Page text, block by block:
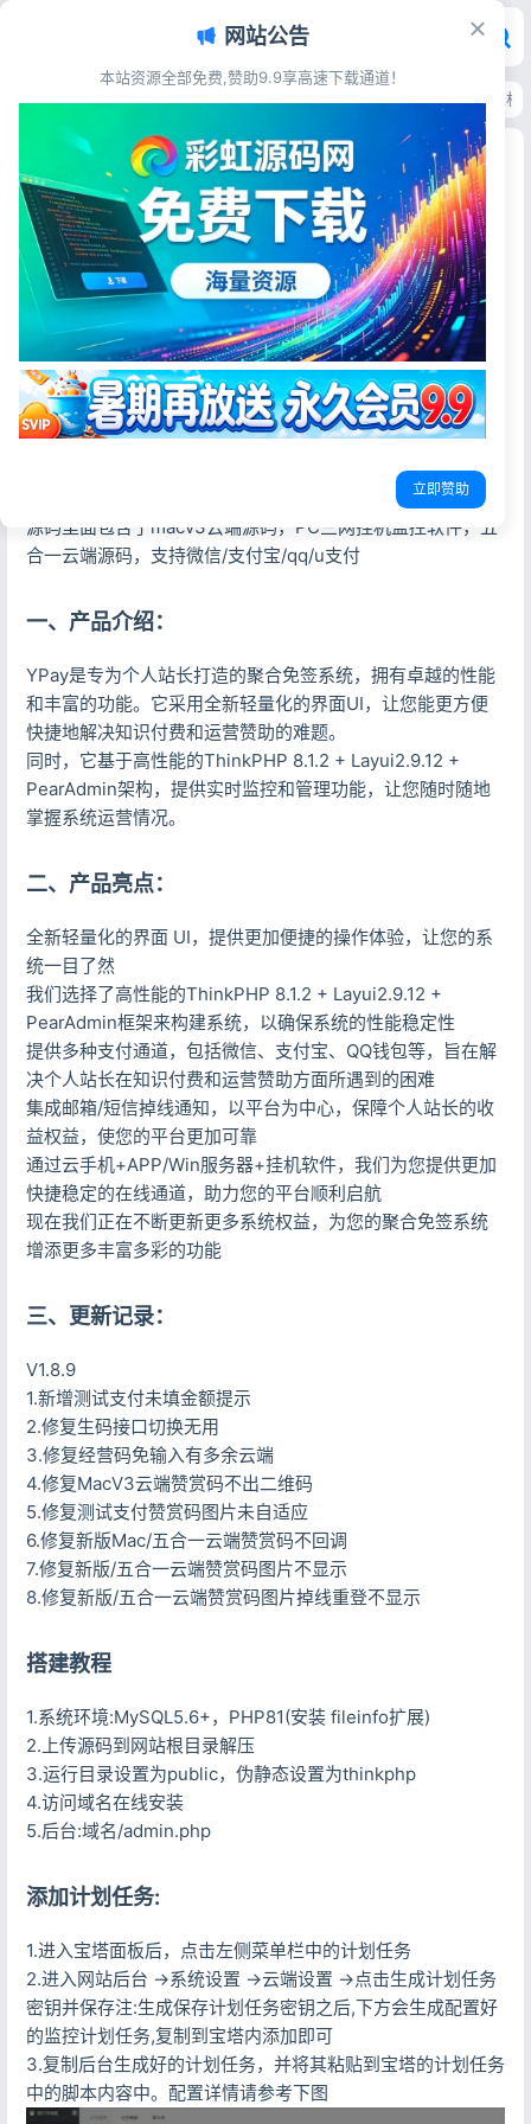
首页>源码资源>支付充值>源支付v7开源版v1.8.9源码 配套云端源码+挂机
源支付v7开源版v1.8.9源码 配套云端源码+挂机软
件全套资源
彩虹源码网
2026-06-18更新于2026-06-18 25阅读
源码简介
源支付v7支付系统开源版 v1.8.9源码 附云端源码+挂机软件
开源无加密无授权版本，支持把个人码放到线上进行收款，
api对接参数和易支付是一样的
测试环境：PHP8.1，MySQL5.6 版本号1.8.9，框架是
源码里面包含了macv3云端源码，PC三网挂机监控软件，五
合一云端源码，支持微信/支付宝/qq/u支付
一、产品介绍：
YPay是专为个人站长打造的聚合免签系统，拥有卓越的性能
和丰富的功能。它采用全新轻量化的界面UI，让您能更方便
快捷地解决知识付费和运营赞助的难题。
同时，它基于高性能的ThinkPHP 8.1.2 + Layui2.9.12 +
PearAdmin架构，提供实时监控和管理功能，让您随时随地
掌握系统运营情况。
二、产品亮点：
全新轻量化的界面 UI，提供更加便捷的操作体验，让您的系
统一目了然
我们选择了高性能的ThinkPHP 8.1.2 + Layui2.9.12 +
PearAdmin框架来构建系统，以确保系统的性能稳定性
提供多种支付通道，包括微信、支付宝、QQ钱包等，旨在解
决个人站长在知识付费和运营赞助方面所遇到的困难
集成邮箱/短信掉线通知，以平台为中心，保障个人站长的收
益权益，使您的平台更加可靠
通过云手机+APP/Win服务器+挂机软件，我们为您提供更加
快捷稳定的在线通道，助力您的平台顺利启航
现在我们正在不断更新更多系统权益，为您的聚合免签系统
增添更多丰富多彩的功能
三、更新记录：
V1.8.9
1.新增测试支付未填金额提示
2.修复生码接口切换无用
3.修复经营码免输入有多余云端
4.修复MacV3云端赞赏码不出二维码
5.修复测试支付赞赏码图片未自适应
6.修复新版Mac/五合一云端赞赏码不回调
7.修复新版/五合一云端赞赏码图片不显示
8.修复新版/五合一云端赞赏码图片掉线重登不显示
搭建教程
1.系统环境:MySQL5.6+，PHP81(安装 fileinfo扩展)
2.上传源码到网站根目录解压
3.运行目录设置为public，伪静态设置为thinkphp
4.访问域名在线安装
5.后台:域名/admin.php
添加计划任务:
1.进入宝塔面板后，点击左侧菜单栏中的计划任务
2.进入网站后台 ->系统设置 ->云端设置 ->点击生成计划任务
密钥并保存注:生成保存计划任务密钥之后,下方会生成配置好
的监控计划任务,复制到宝塔内添加即可
3.复制后台生成好的计划任务，并将其粘贴到宝塔的计划任务
中的脚本内容中。配置详情请参考下图
网站公告
本站资源全部免费,赞助9.9享高速下载通道！
立即赞助